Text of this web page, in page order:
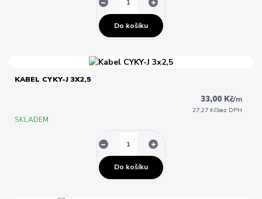
Do košíku
KABEL CYKY-J 3X2,5
33,00 Kč/m
27,27 Kčbez DPH
SKLADEM
Do košíku